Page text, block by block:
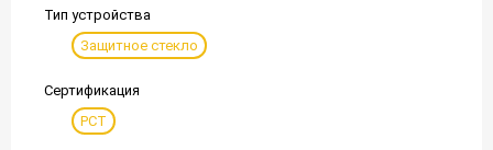
Тип устройства
Защитное стекло
Сертификация
РСТ